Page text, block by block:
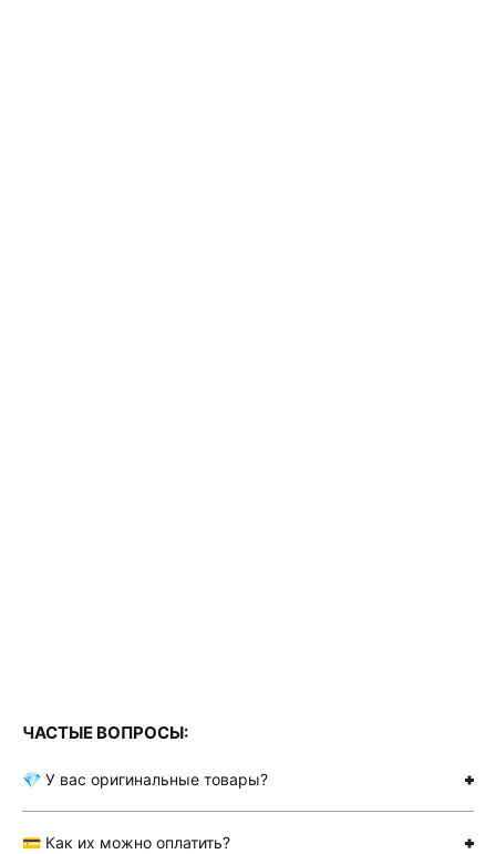
ЧАСТЫЕ ВОПРОСЫ:
💎 У вас оригинальные товары?
💳 Как их можно оплатить?